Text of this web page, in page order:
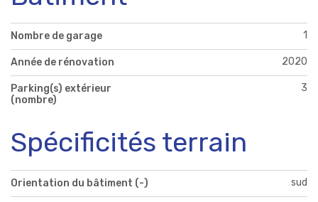
Nombre de garage 1
Année de rénovation 2020
Parking(s) extérieur
(nombre)
3
Spécificités terrain
Orientation du bâtiment (-) sud